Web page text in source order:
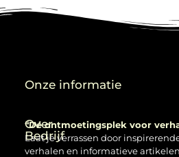
Over
Bedrijf
“Dé ontmoetingsplek voor
Laat je verrassen door
verhalen en informatieve
Onze informatie